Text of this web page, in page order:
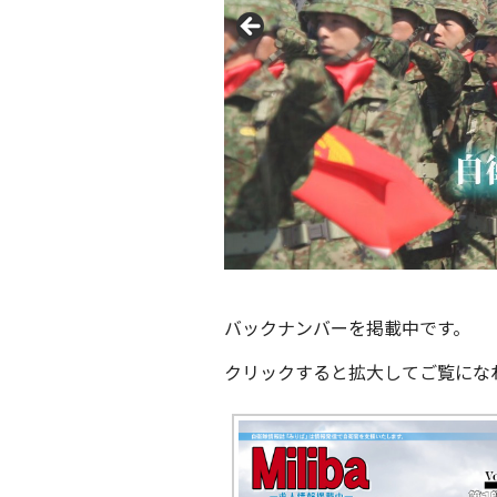
バックナンバーを掲載中です。
クリックすると拡大してご覧にな